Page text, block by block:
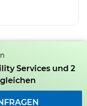
Services und 2